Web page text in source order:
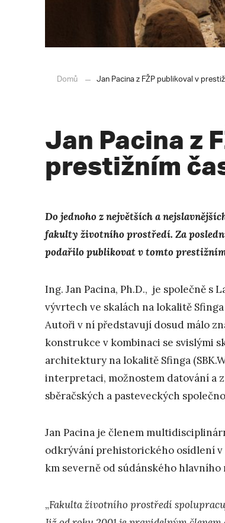
Domů Jan Pacina z FŽP publikoval v
Jan Pacina z
prestižním
Do jednoho z největších a
fakulty životního prostředí. Za
podařilo publikovat v tomto
Ing. Jan Pacina, Ph.D., je společně
vývrtech ve skalách na lokalitě
Autoři v ní představují dosud málo
konstrukce v kombinaci se svislými
architektury na lokalitě Sfinga
interpretaci, možnostem datování a
sběračských a pasteveckých
Jan Pacina je členem
odkrývání prehistorického osídlení v
km severně od súdánského hlavního
„Fakulta životního prostředí